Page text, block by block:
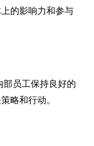
的影响力和参与
部员工保持良好的
略和行动。